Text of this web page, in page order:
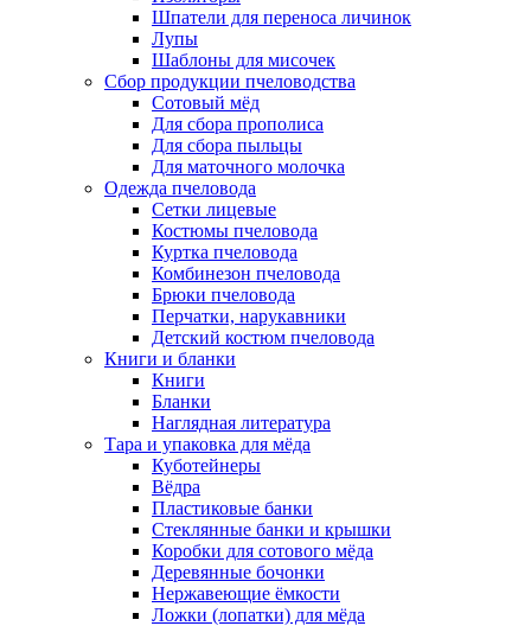
Шпатели для переноса личинок
Лупы
Шаблоны для мисочек
Сбор продукции пчеловодства
Сотовый мёд
Для сбора прополиса
Для сбора пыльцы
Для маточного молочка
Одежда пчеловода
Сетки лицевые
Костюмы пчеловода
Куртка пчеловода
Комбинезон пчеловода
Брюки пчеловода
Перчатки, нарукавники
Детский костюм пчеловода
Книги и бланки
Книги
Бланки
Наглядная литература
Тара и упаковка для мёда
Куботейнеры
Вёдра
Пластиковые банки
Стеклянные банки и крышки
Коробки для сотового мёда
Деревянные бочонки
Нержавеющие ёмкости
Ложки (лопатки) для мёда